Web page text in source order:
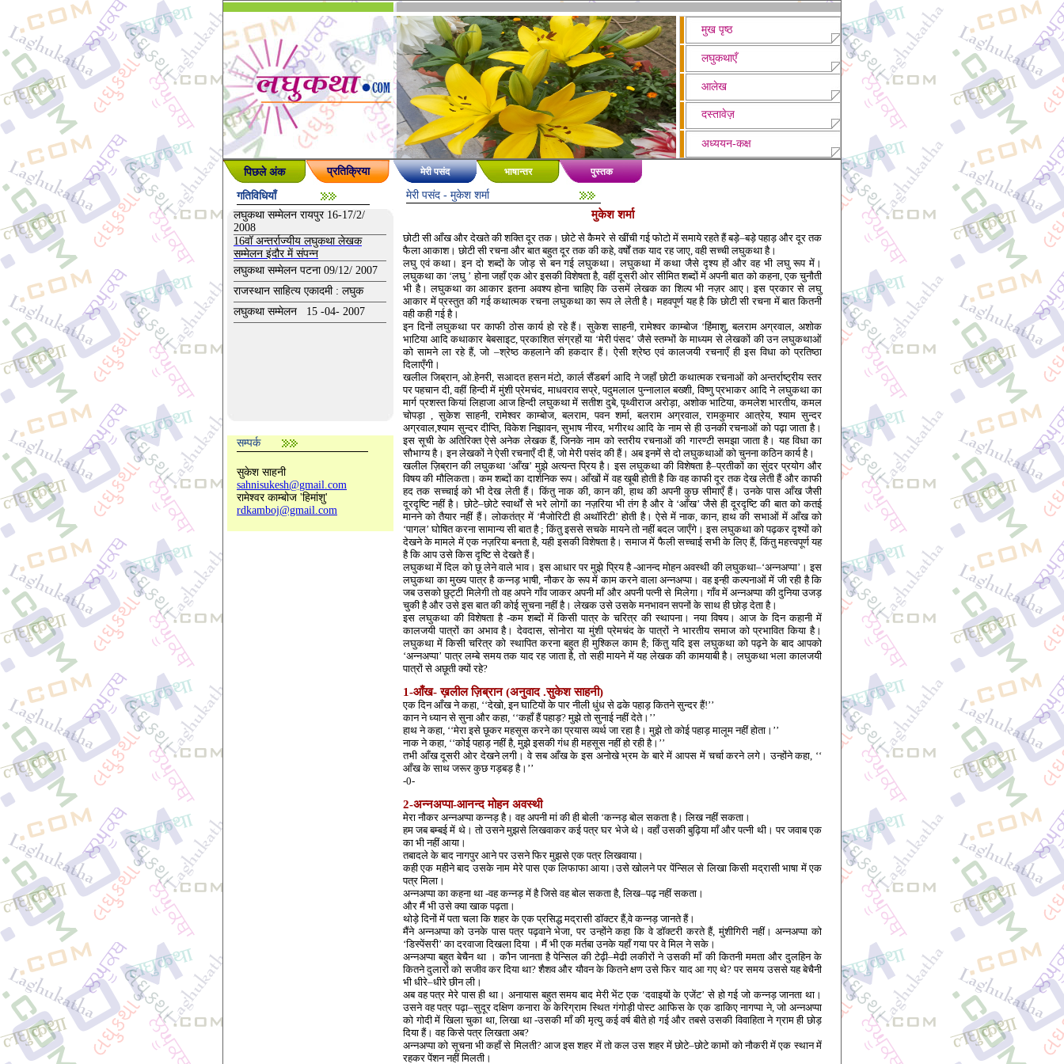
मुख पृष्ठ
लघुकथाएँ
आलेख
दस्तावेज़
अध्ययन-कक्ष
पिछले अंक प्रतिक्रिया मेरी पसंद भाषान्तर पुस्तक
गतिविधियाँ
लघुकथा सम्मेलन रायपुर 16-17/2/
2008
16वॉ अन्तर्राज्यीय लघुकथा लेखक
सम्मेलन इंदौर में संपन्न
लघुकथा सम्मेलन पटना 09/12/ 2007
राजस्थान साहित्य एकादमी : लघुक
लघुकथा सम्मेलन 15 -04- 2007
सम्पर्क
सुकेश साहनी
sahnisukesh@gmail.com
रामेश्वर काम्बोज 'हिमांशु'
rdkamboj@gmail.com
मेरी पसंद - मुकेश शर्मा
मुकेश शर्मा
छोटी सी आँख और देखते की शक्ति दूर तक। छोटे से कैमरे से खींची गई फोटो में समाये रहते हैं बड़े–बड़े पहाड़ और दूर तक
फैला आकाश। छोटी सी रचना और बात बहुत दूर तक की कहे, वर्षों तक याद रह जाए, वही सच्ची लघुकथा है।
लघु एवं कथा। इन दो शब्दों के जोड़ से बन गई लघुकथा। लघुकथा में कथा जैसे दृश्य हों और वह भी लघु रूप में।
लघुकथा का ‘लघु ’ होना जहाँ एक ओर इसकी विशेषता है, वहीं दूसरी ओर सीमित शब्दों में अपनी बात को कहना, एक चुनौती
भी है। लघुकथा का आकार इतना अवश्य होना चाहिए कि उसमें लेखक का शिल्प भी नज़र आए। इस प्रकार से लघु
आकार में प्रस्तुत की गई कथात्मक रचना लघुकथा का रूप ले लेती है। महवपूर्ण यह है कि छोटी सी रचना में बात कितनी
वही कही गई है।
इन दिनों लघुकथा पर काफी ठोस कार्य हो रहे हैं। सुकेश साहनी, रामेश्वर काम्बोज ‘हिंमाशु, बलराम अग्रवाल, अशोक
भाटिया आदि कथाकार बेबसाइट, प्रकाशित संग्रहों या ‘मेरी पंसद’ जैसे स्तम्भों के माध्यम से लेखकों की उन लघुकथाओं
को सामने ला रहे हैं, जो –श्रेष्ठ कहलाने की हकदार हैं। ऐसी श्रेष्ठ एवं कालजयी रचनाएँ ही इस विधा को प्रतिष्ठा
दिलाएँगी।
खलील जिब्रान, ओ.हेनरी, सआदत हसन मंटो, कार्ल सैंडबर्ग आदि ने जहाँ छोटी कथात्मक रचनाओं को अन्तर्राष्ट्रीय स्तर
पर पहचान दी, वहीं हिन्दी में मुंशी प्रेमचंद, माधवराव सप्रे, पदुमलाल पुन्नालाल बख्शी, विष्णु प्रभाकर आदि ने लघुकथा का
मार्ग प्रशस्त कियां लिहाजा आज हिन्दी लघुकथा में सतीश दुबे, पृथ्वीराज अरोड़ा, अशोक भाटिया, कमलेश भारतीय, कमल
चोपड़ा , सुकेश साहनी, रामेश्वर काम्बोज, बलराम, पवन शर्मा, बलराम अग्रवाल, रामकुमार आत्रेय, श्याम सुन्दर
अग्रवाल,श्याम सुन्दर दीप्ति, विकेश निझावन, सुभाष नीरव, भगीरथ आदि के नाम से ही उनकी रचनाओं को पढ़ा जाता है।
इस सूची के अतिरिक्त ऐसे अनेक लेखक हैं, जिनके नाम को स्तरीय रचनाओं की गारण्टी समझा जाता है। यह विधा का
सौभाग्य है। इन लेखकों ने ऐसी रचनाएँ दी हैं, जो मेरी पसंद की हैं। अब इनमें से दो लघुकथाओं को चुनना कठिन कार्य है।
खलील ज़िब्रान की लघुकथा ‘आँख’ मुझे अत्यन्त प्रिय है। इस लघुकथा की विशेषता है–प्रतीकों का सुंदर प्रयोग और
विषय की मौलिकता। कम शब्दों का दार्शनिक रूप। आँखों में वह खूबी होती है कि वह काफी दूर तक देख लेती हैं और काफी
हद तक सच्चाई को भी देख लेती हैं। किंतु नाक की, कान की, हाथ की अपनी कुछ सीमाएँ हैं। उनके पास आँख जैसी
दूरदृष्टि नहीं है। छोटे–छोटे स्वार्थों से भरे लोगों का नज़रिया भी तंग है और वे ‘आँख’ जैसे ही दूरदृष्टि की बात को कतई
मानने को तैयार नहीं हैं। लोकतंत्र में ‘मैजोरिटी ही अथॉरिटी’ होती है। ऐसे में नाक, कान, हाथ की सभाओं में आँख को
‘पागल’ घोषित करना सामान्य सी बात है ; किंतु इससे सचके मायने तो नहीं बदल जाएँगे। इस लघुकथा को पढ़कर दृश्यों को
देखने के मामले में एक नज़रिया बनता है, यही इसकी विशेषता है। समाज में फैली सच्चाई सभी के लिए हैं, किंतु महत्त्वपूर्ण यह
है कि आप उसे किस दृष्टि से देखते हैं।
लघुकथा में दिल को छू लेने वाले भाव। इस आधार पर मुझे प्रिय है -आनन्द मोहन अवस्थी की लघुकथा–‘अन्नअप्पा’। इस
लघुकथा का मुख्य पात्र है कन्नड़ भाषी, नौकर के रूप में काम करने वाला अन्नअप्पा। वह इन्ही कल्पनाओं में जी रही है कि
जब उसको छुट्टी मिलेगी तो वह अपने गाँव जाकर अपनी माँ और अपनी पत्नी से मिलेगा। गाँव में अन्नअप्पा की दुनिया उजड़
चुकी है और उसे इस बात की कोई सूचना नहीं है। लेखक उसे उसके मनभावन सपनों के साथ ही छोड़ देता है।
इस लघुकथा की विशेषता है -कम शब्दों में किसी पात्र के चरित्र की स्थापना। नया विषय। आज के दिन कहानी में
कालजयी पात्रों का अभाव है। देवदास, सोनोरा या मुंशी प्रेमचंद के पात्रों ने भारतीय समाज को प्रभावित किया है।
लघुकथा में किसी चरित्र को स्थापित करना बहुत ही मुश्किल काम है; किंतु यदि इस लघुकथा को पढ़ने के बाद आपको
‘अन्नअप्पा’ पात्र लम्बे समय तक याद रह जाता है, तो सही मायने में यह लेखक की कामयाबी है। लघुकथा भला कालजयी
पात्रों से अछूती क्यों रहे?
1-आँख- ख़लील ज़िब्रान (अनुवाद .सुकेश साहनी)
एक दिन आँख ने कहा, ‘‘देखो, इन घाटियों के पार नीली धुंध से ढके पहाड़ कितने सुन्दर हैं!’’
कान ने ध्यान से सुना और कहा, ‘‘कहाँ हैं पहाड़? मुझे तो सुनाई नहीं देते।’’
हाथ ने कहा, ‘‘मेरा इसे छूकर महसूस करने का प्रयास व्यर्थ जा रहा है। मुझे तो कोई पहाड़ मालूम नहीं होता।’’
नाक ने कहा, ‘‘कोई पहाड़ नहीं है, मुझे इसकी गंध ही महसूस नहीं हो रही है।’’
तभी आँख दूसरी ओर देखने लगी। वे सब आँख के इस अनोखे भ्रम के बारे में आपस में चर्चा करने लगे। उन्होंने कहा, ‘‘
आँख के साथ जरूर कुछ गड़बड़ है।’’
-0-
2-अन्नअप्पा-आनन्द मोहन अवस्थी
मेरा नौकर अन्नअप्पा कन्नड़ है। वह अपनी मां की ही बोली ‘कन्नड़ बोल सकता है। लिख नहीं सकता।
हम जब बम्बई में थे। तो उसने मुझसे लिखवाकर कई पत्र घर भेजे थे। वहाँ उसकी बुढ़िया माँ और पत्नी थी। पर जवाब एक
का भी नहीं आया।
तबादले के बाद नागपुर आने पर उसने फिर मुझसे एक पत्र लिखवाया।
कही एक महीने बाद उसके नाम मेरे पास एक लिफाफा आया।उसे खोलने पर पेंन्सिल से लिखा किसी मद्रासी भाषा में एक
पत्र मिला।
अन्नअप्पा का कहना था -वह कन्नड़ में है जिसे वह बोल सकता है, लिख–पढ़ नहीं सकता।
और मैं भी उसे क्या खाक पढ़ता।
थोड़े दिनों में पता चला कि शहर के एक प्रसिद्ध मद्रासी डॉक्टर हैं,वे कन्नड़ जानते हैं।
मैंने अन्नअप्पा को उनके पास पत्र पढ़वाने भेजा, पर उन्होंने कहा कि वे डॉक्टरी करते हैं, मुंशीगिरी नहीं। अन्नअप्पा को
‘डिस्पेंसरी’ का दरवाजा दिखला दिया । मैं भी एक मर्तबा उनके यहाँ गया पर वे मिल ने सके।
अन्नअप्पा बहुत बेचैन था । कौन जानता है पेन्सिल की टेढ़ी–मेढी लकीरों ने उसकी माँ की कितनी ममता और दुलहिन के
कितने दुलारों को सजीव कर दिया था? शैशव और यौवन के कितने क्षण उसे फिर याद आ गए थे? पर समय उससे यह बेचैनी
भी धीरे–धीरे छीन ली।
अब वह पत्र मेरे पास ही था। अनायास बहुत समय बाद मेरी भेंट एक ‘दवाइयों के एजेंट’ से हो गई जो कन्नड़ जानता था।
उसने वह पत्र पढ़ा–सुदूर दक्षिण कनारा के केरिग्राम स्थित गंगोड़ी पोस्ट आफिस के एक डाकिए नागप्पा ने, जो अन्नअप्पा
को गोदी में खिला चुका था, लिखा था -उसकी माँ की मृत्यु कई वर्ष बीते हो गई और तबसे उसकी विवाहिता ने ग्राम ही छोड़
दिया हैं। वह किसे पत्र लिखता अब?
अन्नअप्पा को सूचना भी कहाँ से मिलती? आज इस शहर में तो कल उस शहर में छोटे–छोटे कामों को नौकरी में एक स्थान में
रहकर पेंशन नहीं मिलती।